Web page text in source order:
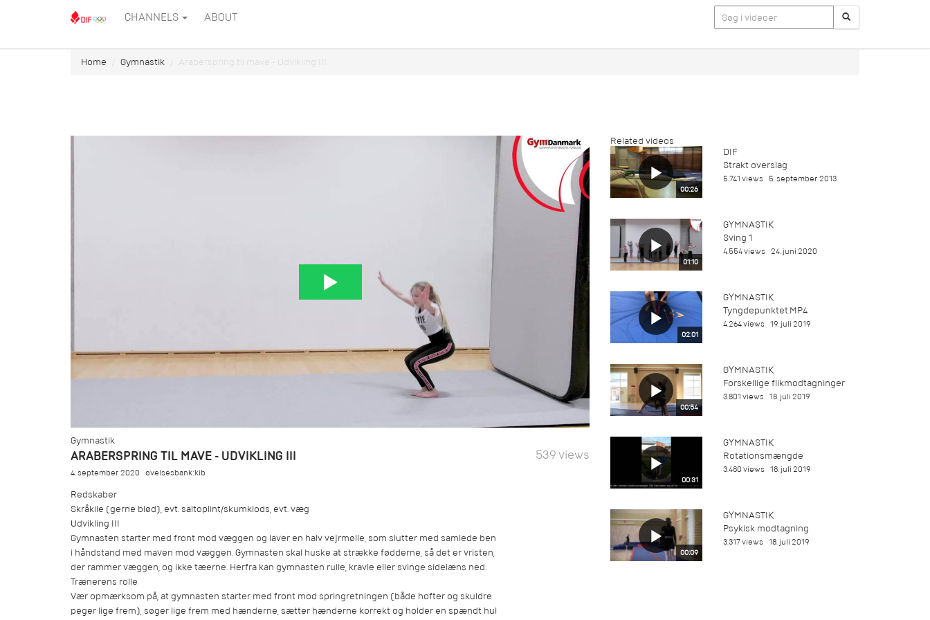
CHANNELS ABOUT
Home Gymnastik Araberspring til mave - Udvikling III
Gymnastik
ARABERSPRING TIL MAVE - UDVIKLING III 539 views
4. september 2020 øvelsesbank:kib
Redskaber
Skråkile (gerne blød), evt. saltoplint/skumklods, evt. væg
Udvikling III
Gymnasten starter med front mod væggen og laver en halv vejrmølle, som slutter med samlede ben
i håndstand med maven mod væggen. Gymnasten skal huske at strække fødderne, så det er vristen,
der rammer væggen, og ikke tæerne. Herfra kan gymnasten rulle, kravle eller svinge sidelæns ned.
Trænerens rolle
Vær opmærksom på, at gymnasten starter med front mod springretningen (både hofter og skuldre
peger lige frem), søger lige frem med hænderne, sætter hænderne korrekt og holder en spændt hul
Related videos
00:26
DIF
Strakt overslag
5.741 views 5. september 2013
01:10
GYMNASTIK
Sving 1
4.554 views 24. juni 2020
02:01
GYMNASTIK
Tyngdepunktet.MP4
4.264 views 19. juli 2019
00:54
GYMNASTIK
Forskellige flikmodtagninger
3.801 views 18. juli 2019
00:31
GYMNASTIK
Rotationsmængde
3.480 views 18. juli 2019
00:09
GYMNASTIK
Psykisk modtagning
3.317 views 18. juli 2019